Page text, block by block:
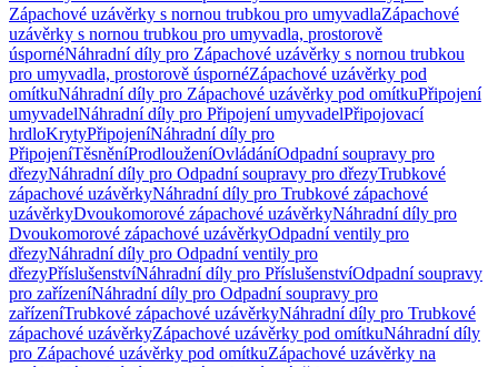
Zápachové uzávěrky s nornou trubkou pro umyvadlaZápachové
uzávěrky s nornou trubkou pro umyvadla, prostorově
úspornéNáhradní díly pro Zápachové uzávěrky s nornou trubkou
pro umyvadla, prostorově úspornéZápachové uzávěrky pod
omítkuNáhradní díly pro Zápachové uzávěrky pod omítkuPřipojení
umyvadelNáhradní díly pro Připojení umyvadelPřipojovací
hrdloKrytyPřipojeníNáhradní díly pro
PřipojeníTěsněníProdlouženíOvládáníOdpadní soupravy pro
dřezyNáhradní díly pro Odpadní soupravy pro dřezyTrubkové
zápachové uzávěrkyNáhradní díly pro Trubkové zápachové
uzávěrkyDvoukomorové zápachové uzávěrkyNáhradní díly pro
Dvoukomorové zápachové uzávěrkyOdpadní ventily pro
dřezyNáhradní díly pro Odpadní ventily pro
dřezyPříslušenstvíNáhradní díly pro PříslušenstvíOdpadní soupravy
pro zařízeníNáhradní díly pro Odpadní soupravy pro
zařízeníTrubkové zápachové uzávěrkyNáhradní díly pro Trubkové
zápachové uzávěrkyZápachové uzávěrky pod omítkuNáhradní díly
pro Zápachové uzávěrky pod omítkuZápachové uzávěrky na